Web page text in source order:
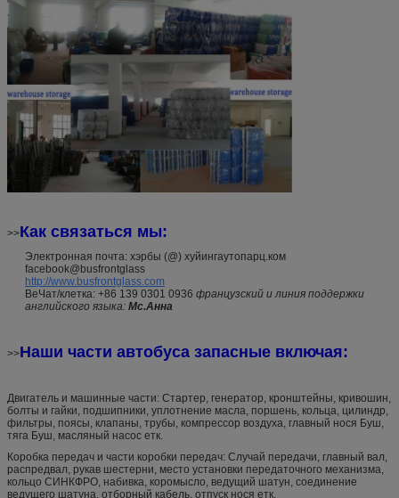
>>Как связаться мы:
Электронная почта: хэрбы (@) хуйингаутопарц.ком
facebook@busfrontglass
http://www.busfrontglass.com
ВеЧат/клетка: +86 139 0301 0936 французский и линия поддержки
английского языка: Мс.Анна
>>Наши части автобуса запасные включая:
Двигатель и машинные части: Стартер, генератор, кронштейны, кривошин,
болты и гайки, подшипники, уплотнение масла, поршень, кольца, цилиндр,
фильтры, поясы, клапаны, трубы, компрессор воздуха, главный нося Буш,
тяга Буш, масляный насос етк.
Коробка передач и части коробки передач: Случай передачи, главный вал,
распредвал, рукав шестерни, место установки передаточного механизма,
кольцо СИНКФРО, набивка, коромысло, ведущий шатун, соединение
ведущего шатуна, отборный кабель, отпуск нося етк.